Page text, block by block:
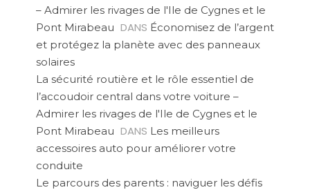
– Admirer les rivages de l'Ile de Cygnes et le
Pont Mirabeau DANS Économisez de l’argent
et protégez la planète avec des panneaux
solaires
La sécurité routière et le rôle essentiel de
l’accoudoir central dans votre voiture –
Admirer les rivages de l'Ile de Cygnes et le
Pont Mirabeau DANS Les meilleurs
accessoires auto pour améliorer votre
conduite
Le parcours des parents : naviguer les défis